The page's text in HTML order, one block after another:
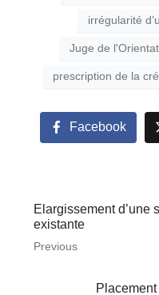
irrégularité
Juge de
prescription de la
Facebook
Elargissement d’une
existante
Previous